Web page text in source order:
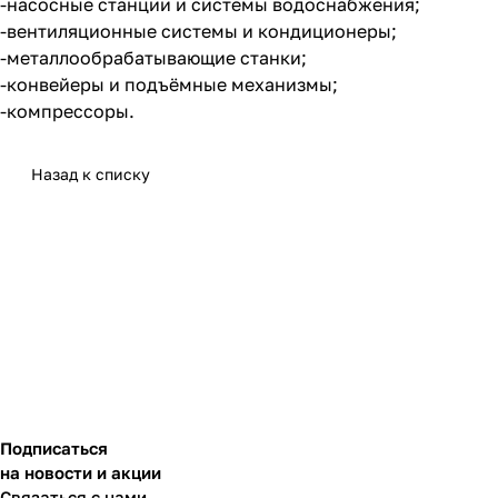
-насосные станции и системы водоснабжения;
-вентиляционные системы и кондиционеры;
-металлообрабатывающие станки;
-конвейеры и подъёмные механизмы;
-компрессоры.
Назад к списку
Подписаться
на новости и акции